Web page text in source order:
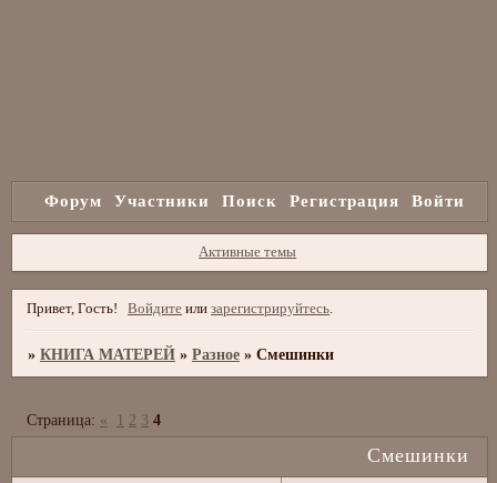
Форум Участники Поиск Регистрация Войти
Активные темы
Привет, Гость! Войдите илизарегистрируйтесь
»КНИГА МАТЕРЕЙ »Разное »Смешинки
Смешинки
Страница: « 1 2 3 4